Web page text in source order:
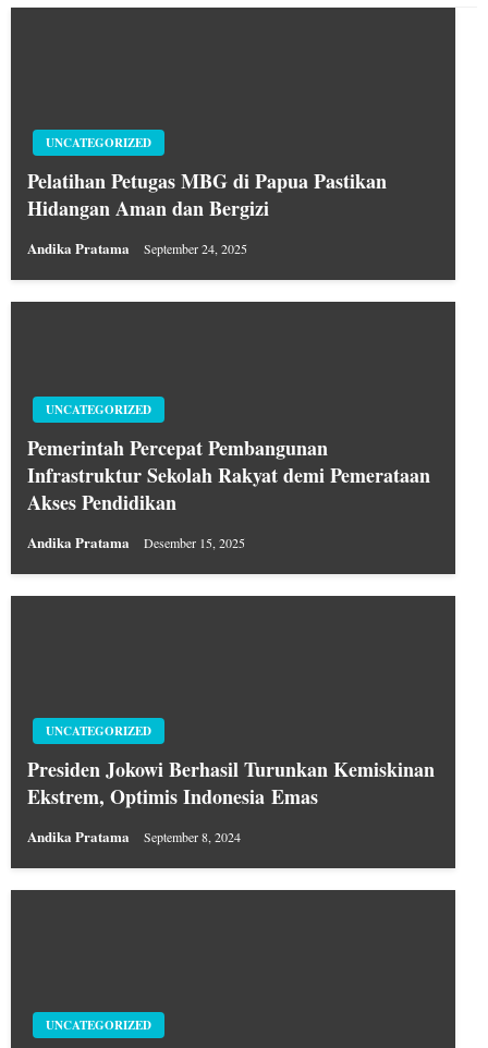
UNCATEGORIZED
Pelatihan Petugas MBG di Papua Pastikan
Hidangan Aman dan Bergizi
Andika Pratama September 24, 2025
UNCATEGORIZED
Pemerintah Percepat Pembangunan
Infrastruktur Sekolah Rakyat demi Pemerataan
Akses Pendidikan
Andika Pratama Desember 15, 2025
UNCATEGORIZED
Presiden Jokowi Berhasil Turunkan Kemiskinan
Ekstrem, Optimis Indonesia Emas
Andika Pratama September 8, 2024
UNCATEGORIZED